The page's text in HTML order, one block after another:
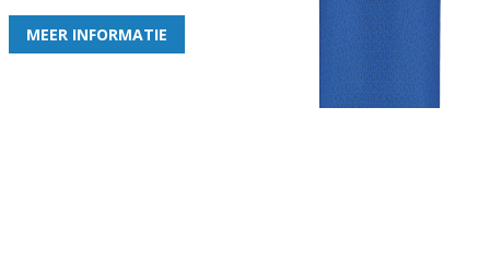
MEER INFORMATIE